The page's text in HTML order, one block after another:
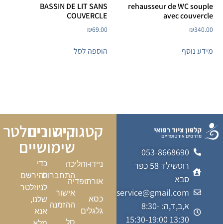
rehausseur de WC souple
avec couvercle
₪340.00
מידע נוסף
BASSIN DE LIT SANS
COUVERCLE
₪69.00
הוספה לסל
053-8668690
רוטשילד 58 כפר
סבא
kalfonmedicalservice@gmail.com
א,ב,ד,ה: 8:30-
13:30 15:30-19:00
קטגוריה
ניידו-והליכה
אורתופדיה
כסא
גלגלים
קישורים
שימושיים
התחברות
אישור
ההזמנה
ניוזלטר
כדי
להירשם
לניוזלטר
שלנו,
אנא